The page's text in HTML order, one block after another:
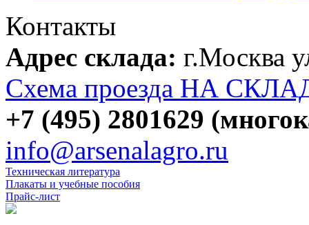
Контакты
Адрес склада: г.Москва
Схема проезда НА
+7 (495) 2801629
info@arsenalagro.ru
Техническая литература
Плакаты и учебные пособия
Прайс-лист